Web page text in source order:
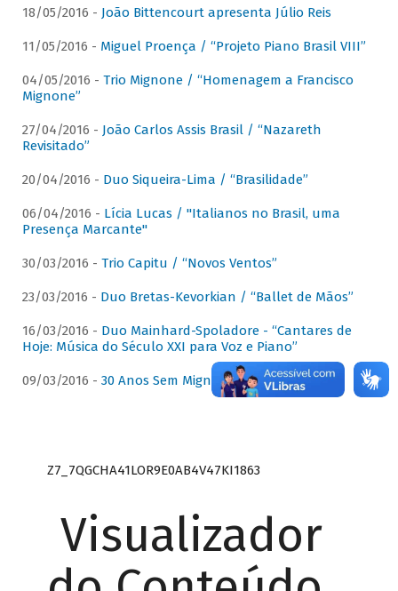
18/05/2016 - João Bittencourt apresenta Júlio Reis
11/05/2016 - Miguel Proença / “Projeto Piano Brasil VIII”
04/05/2016 - Trio Mignone / “Homenagem a Francisco
Mignone”
27/04/2016 - João Carlos Assis Brasil / “Nazareth
Revisitado”
20/04/2016 - Duo Siqueira-Lima / “Brasilidade”
06/04/2016 - Lícia Lucas / "Italianos no Brasil, uma
Presença Marcante"
30/03/2016 - Trio Capitu / “Novos Ventos”
23/03/2016 - Duo Bretas-Kevorkian / “Ballet de Mãos”
16/03/2016 - Duo Mainhard-Spoladore - “Cantares de
Hoje: Música do Século XXI para Voz e Piano”
09/03/2016 - 30 Anos Sem Mignone
Z7_7QGCHA41LOR9E0AB4V47KI1863
Visualizador